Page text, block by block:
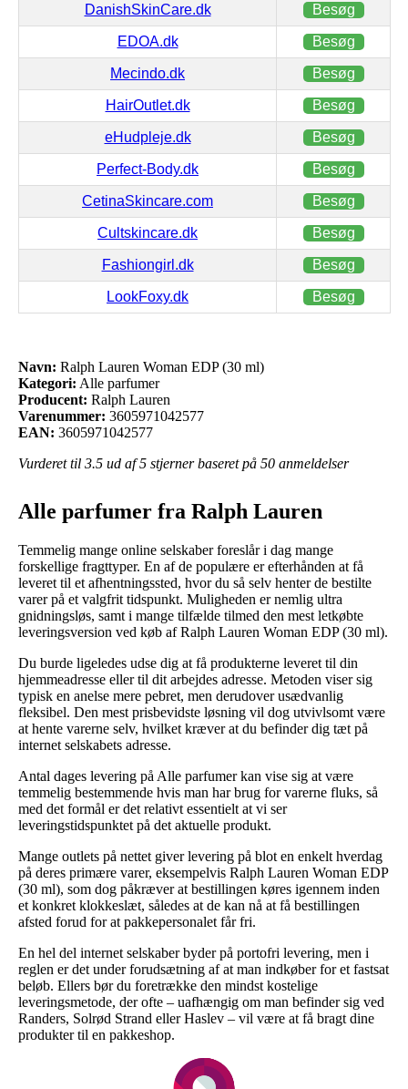
DanishSkinCare.dk Besøg
EDOA.dk Besøg
Mecindo.dk Besøg
HairOutlet.dk Besøg
eHudpleje.dk Besøg
Perfect-Body.dk Besøg
CetinaSkincare.com Besøg
Cultskincare.dk Besøg
Fashiongirl.dk Besøg
LookFoxy.dk Besøg
Navn: Ralph Lauren Woman EDP (30 ml)
Kategori: Alle parfumer
Producent: Ralph Lauren
Varenummer: 3605971042577
EAN: 3605971042577
Vurderet til 3.5 ud af 5 stjerner baseret på 50 anmeldelser
Alle parfumer fra Ralph Lauren
Temmelig mange online selskaber foreslår i dag mange
forskellige fragttyper. En af de populære er efterhånden at få
leveret til et afhentningssted, hvor du så selv henter de bestilte
varer på et valgfrit tidspunkt. Muligheden er nemlig ultra
gnidningsløs, samt i mange tilfælde tilmed den mest letkøbte
leveringsversion ved køb af Ralph Lauren Woman EDP (30 ml).
Du burde ligeledes udse dig at få produkterne leveret til din
hjemmeadresse eller til dit arbejdes adresse. Metoden viser sig
typisk en anelse mere pebret, men derudover usædvanlig
fleksibel. Den mest prisbevidste løsning vil dog utvivlsomt være
at hente varerne selv, hvilket kræver at du befinder dig tæt på
internet selskabets adresse.
Antal dages levering på Alle parfumer kan vise sig at være
temmelig bestemmende hvis man har brug for varerne fluks, så
med det formål er det relativt essentielt at vi ser
leveringstidspunktet på det aktuelle produkt.
Mange outlets på nettet giver levering på blot en enkelt hverdag
på deres primære varer, eksempelvis Ralph Lauren Woman EDP
(30 ml), som dog påkræver at bestillingen køres igennem inden
et konkret klokkeslæt, således at de kan nå at få bestillingen
afsted forud for at pakkepersonalet får fri.
En hel del internet selskaber byder på portofri levering, men i
reglen er det under forudsætning af at man indkøber for et fastsat
beløb. Ellers bør du foretrække den mindst kostelige
leveringsmetode, der ofte – uafhængig om man befinder sig ved
Randers, Solrød Strand eller Haslev – vil være at få bragt dine
produkter til en pakkeshop.